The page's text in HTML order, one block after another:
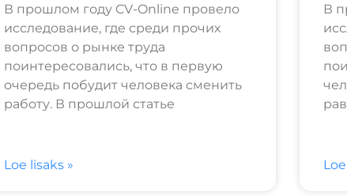
В прошлом году CV-Online провело
исследование, где среди прочих
вопросов о рынке труда
поинтересовались, что в первую
очередь побудит человека сменить
работу. В прошлой статье
Loe lisaks »
В